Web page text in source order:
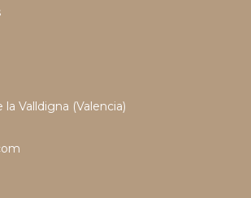
Valldigna (Valencia)